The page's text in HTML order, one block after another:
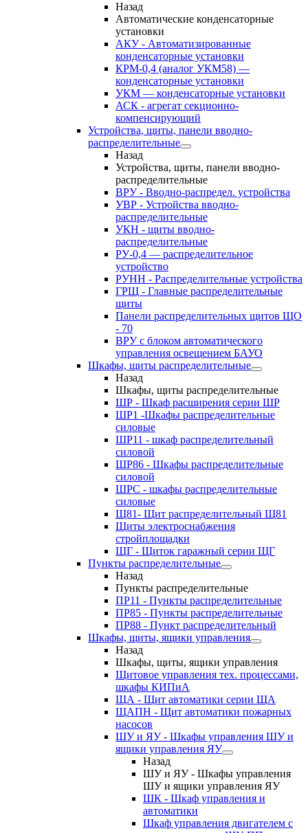
Назад
Автоматические конденсаторные
установки
АКУ - Автоматизированные
конденсаторные установки
КРМ-0,4 (аналог УКМ58) —
конденсаторные установки
УКМ — конденсаторные установки
АСК - агрегат секционно-
компенсирующий
Устройства, щиты, панели вводно-
распределительные
Назад
Устройства, щиты, панели вводно-
распределительные
ВРУ - Вводно-распредел. устройства
УВР - Устройства вводно-
распределительные
УКН - щиты вводно-
распределительные
РУ-0,4 — распределительное
устройство
РУНН - Распределительные устройства
ГРЩ - Главные распределительные
щиты
Панели распределительных щитов ЩО
- 70
ВРУ с блоком автоматического
управления освещением БАУО
Шкафы, щиты распределительные
Назад
Шкафы, щиты распределительные
ШР - Шкаф расширения серии ШР
ШР1 -Шкафы распределительные
силовые
ШР11 - шкаф распределительный
силовой
ШР86 - Шкафы распределительные
силовой
ШРС - шкафы распределительные
силовые
Щ81- Щит распределительный Щ81
Щиты электроснабжения
стройплощадки
ЩГ - Щиток гаражный серии ЩГ
Пункты распределительные
Назад
Пункты распределительные
ПР11 - Пункты распределительные
ПР85 - Пункты распределительные
ПР88 - Пункт распределительный
Шкафы, щиты, ящики управления
Назад
Шкафы, щиты, ящики управления
Щитовое управления тех. процессами,
шкафы КИПиА
ЩА - Щит автоматики серии ЩА
ЩАПН - Щит автоматики пожарных
насосов
ШУ и ЯУ - Шкафы управления ШУ и
ящики управления ЯУ
Назад
ШУ и ЯУ - Шкафы управления
ШУ и ящики управления ЯУ
ШК - Шкаф управления и
автоматики
Шкаф управления двигателем с